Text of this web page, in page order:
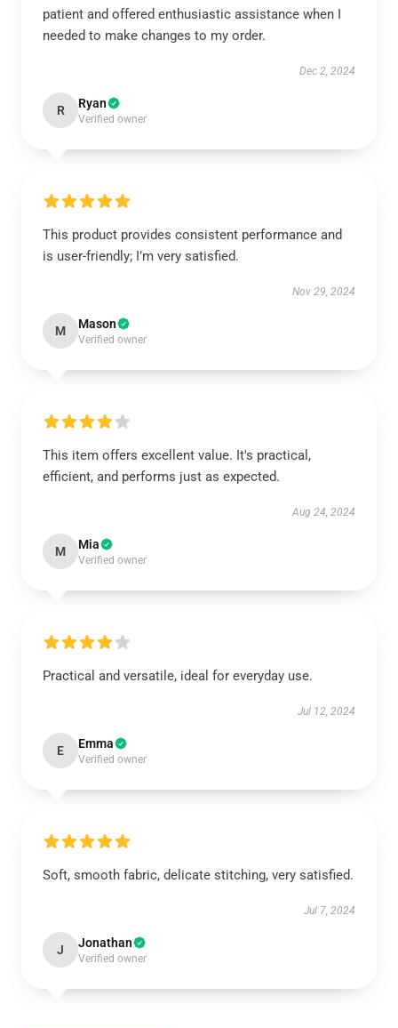
patient and offered enthusiastic assistance when I
needed to make changes to my order.
Dec 2, 2024
R Ryan
Verified owner
This product provides consistent performance and
is user-friendly; I’m very satisfied.
Nov 29, 2024
M Mason
Verified owner
This item offers excellent value. It's practical,
efficient, and performs just as expected.
Aug 24, 2024
M Mia
Verified owner
Practical and versatile, ideal for everyday use.
Jul 12, 2024
E Emma
Verified owner
Soft, smooth fabric, delicate stitching, very satisfied.
Jul 7, 2024
J Jonathan
Verified owner